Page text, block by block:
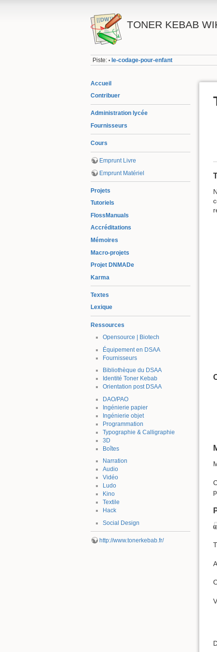
TONER KEBAB
Piste: • le-codage-pour-enfant
Accueil
Contribuer
Administration lycée
Fournisseurs
Cours
Emprunt Livre
Emprunt Matériel
Projets
Tutoriels
FlossManuals
Accréditations
Mémoires
Macro-projets
Projet DNMADe
Karma
Textes
Lexique
Ressources
Opensource | Biotech
Équipement en DSAA
Fournisseurs
Bibliothèque du DSAA
Identité Toner Kebab
Orientation post DSAA
DAO/PAO
Ingénierie papier
Ingénierie objet
Programmation
Typographie & Calligraphie
3D
Boîtes
Narration
Audio
Vidéo
Ludo
Kino
Textile
Hack
Social Design
http://www.tonerkebab.fr/